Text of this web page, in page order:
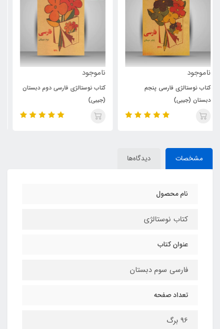
ناموجود
کتاب نوستالژی فارسی دوم دبستان
(جیبی)
ناموجود
دفتر نوستالژی فارسی دوم دبستان
مشخصات دیدگاه‌ها
نام محصول
کتاب نوستالژی
عنوان کتاب
فارسی سوم دبستان
تعداد صفحه
96 برگ